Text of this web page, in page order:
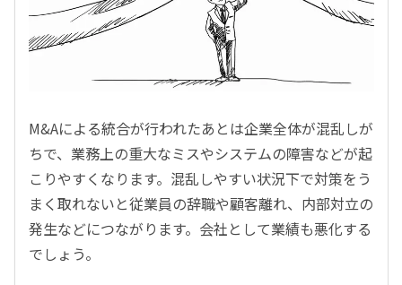
M&Aによる統合が行われたあとは企業全体が混乱しが
ちで、業務上の重大なミスやシステムの障害などが起
こりやすくなります。混乱しやすい状況下で対策をう
まく取れないと従業員の辞職や顧客離れ、内部対立の
発生などにつながります。会社として業績も悪化する
でしょう。